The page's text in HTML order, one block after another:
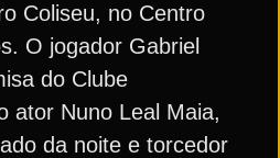
Coliseu, no Centro
O jogador Gabriel
do Clube
ator Nuno Leal Maia,
da noite e torcedor